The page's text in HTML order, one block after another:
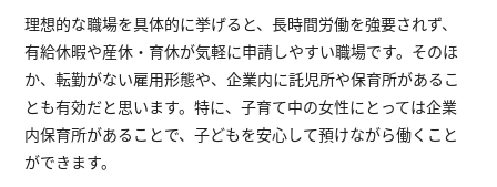
理想的な職場を具体的に挙げると、長時間労働を強要されず、
有給休暇や産休・育休が気軽に申請しやすい職場です。そのほ
か、転勤がない雇用形態や、企業内に託児所や保育所があるこ
とも有効だと思います。特に、子育て中の女性にとっては企業
内保育所があることで、子どもを安心して預けながら働くこと
ができます。